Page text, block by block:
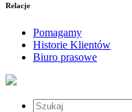
Relacje
Pomagamy
Historie Klientów
Biuro prasowe